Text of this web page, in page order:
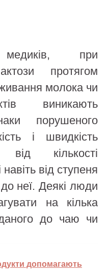
при
протягом
молока чи
виникають
порушеного
і швидкість
кількості
від ступеня
до неї. Деякі люди
на кілька
до чаю чи
допомагають